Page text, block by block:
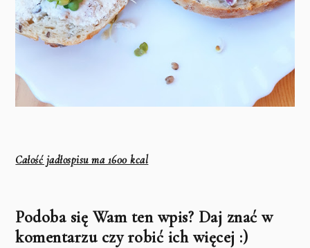
Całość jadłospisu ma 1600 kcal
Podoba się Wam ten wpis? Daj znać w
komentarzu czy robić ich więcej :)